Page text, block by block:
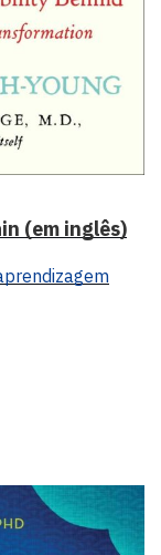
(em inglês)